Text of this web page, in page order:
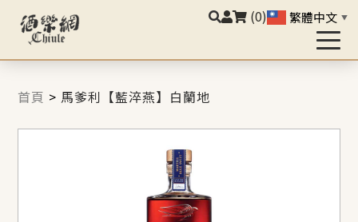
(0) 繁體中文 ▼
首頁 > 馬爹利【藍淬燕】白蘭地